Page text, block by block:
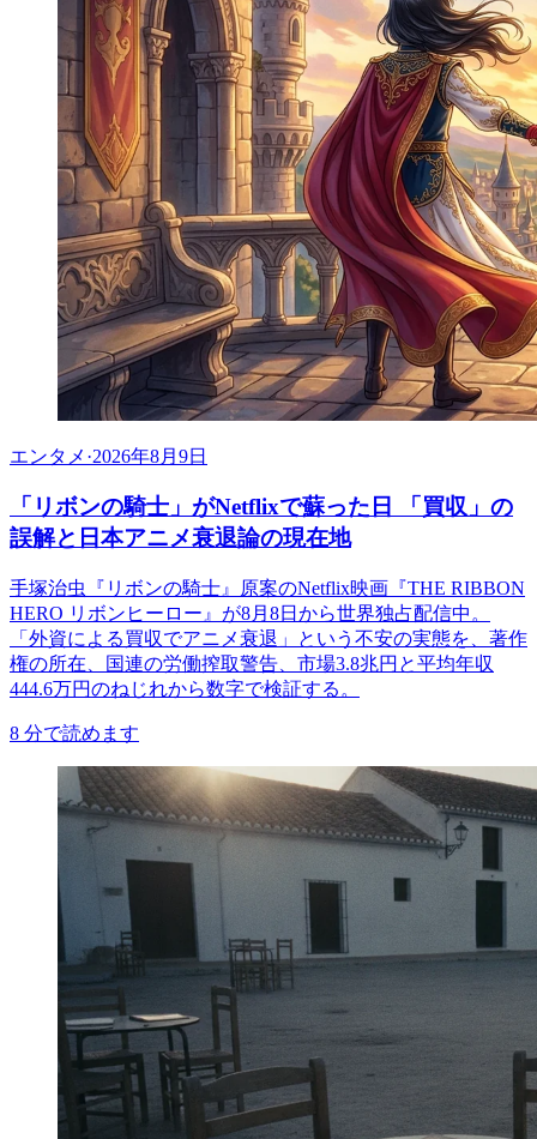
エンタメ ·2026年8月9日
「リボンの騎士」がNetflixで蘇った日 「買収」の
誤解と日本アニメ衰退論の現在地
手塚治虫『リボンの騎士』原案のNetflix映画『THE RIBBON
HERO リボンヒーロー』が8月8日から世界独占配信中。
「外資による買収でアニメ衰退」という不安の実態を、著作
権の所在、国連の労働搾取警告、市場3.8兆円と平均年収
444.6万円のねじれから数字で検証する。
8 分で読めます